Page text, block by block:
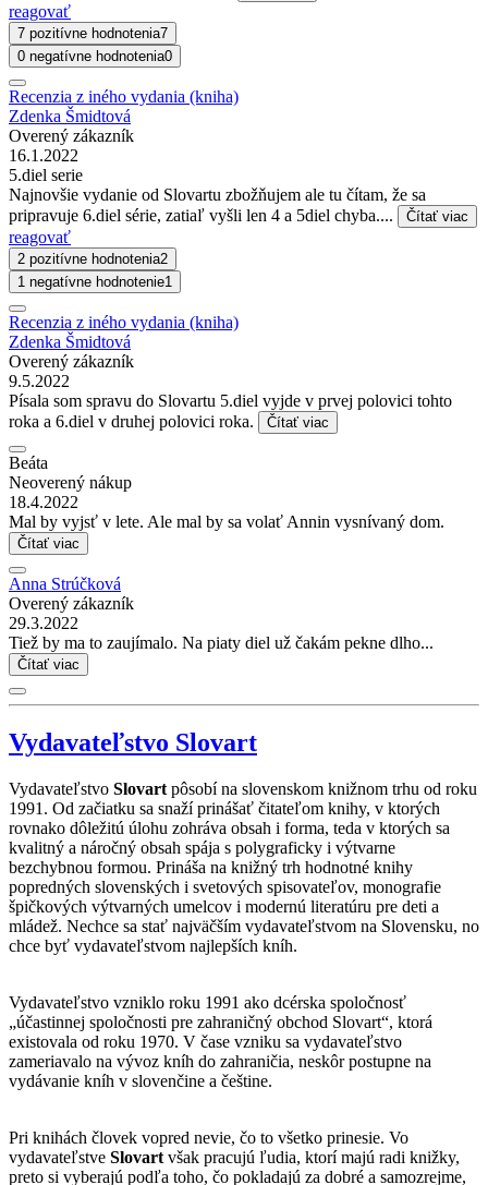
reagovať
7 pozitívne hodnotenia7
0 negatívne hodnotenia0
Recenzia z iného vydania (kniha)
Zdenka Šmidtová
Overený zákazník
16.1.2022
5.diel serie
Najnovšie vydanie od Slovartu zbožňujem ale tu čítam, že sa
pripravuje 6.diel série, zatiaľ vyšli len 4 a 5diel chyba....
Čítať viac
reagovať
2 pozitívne hodnotenia2
1 negatívne hodnotenie1
Recenzia z iného vydania (kniha)
Zdenka Šmidtová
Overený zákazník
9.5.2022
Písala som spravu do Slovartu 5.diel vyjde v prvej polovici tohto
roka a 6.diel v druhej polovici roka.
Čítať viac
Beáta
Neoverený nákup
18.4.2022
Mal by vyjsť v lete. Ale mal by sa volať Annin vysnívaný dom.
Čítať viac
Anna Strúčková
Overený zákazník
29.3.2022
Tiež by ma to zaujímalo. Na piaty diel už čakám pekne dlho...
Čítať viac
Vydavateľstvo Slovart
Vydavateľstvo Slovart pôsobí na slovenskom knižnom trhu od roku
1991. Od začiatku sa snaží prinášať čitateľom knihy, v ktorých
rovnako dôležitú úlohu zohráva obsah i forma, teda v ktorých sa
kvalitný a náročný obsah spája s polygraficky i výtvarne
bezchybnou formou. Prináša na knižný trh hodnotné knihy
popredných slovenských i svetových spisovateľov, monografie
špičkových výtvarných umelcov i modernú literatúru pre deti a
mládež. Nechce sa stať najväčším vydavateľstvom na Slovensku, no
chce byť vydavateľstvom najlepších kníh.
Vydavateľstvo vzniklo roku 1991 ako dcérska spoločnosť
„účastinnej spoločnosti pre zahraničný obchod Slovart“, ktorá
existovala od roku 1970. V čase vzniku sa vydavateľstvo
zameriavalo na vývoz kníh do zahraničia, neskôr postupne na
vydávanie kníh v slovenčine a češtine.
Pri knihách človek vopred nevie, čo to všetko prinesie. Vo
vydavateľstve Slovart však pracujú ľudia, ktorí majú radi knižky,
preto si vyberajú podľa toho, čo pokladajú za dobré a samozrejme,